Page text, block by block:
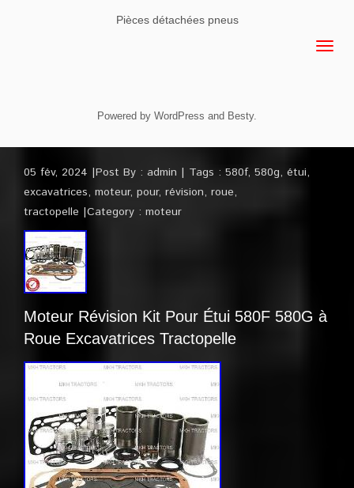
Pièces détachées pneus
Powered by WordPress and Besty.
05 fév, 2024 Post By : admin Tags : 580f, 580g, étui,
excavatrices, moteur, pour, révision, roue,
tractopelle Category : moteur
Moteur Révision Kit Pour Étui 580F 580G à
Roue Excavatrices Tractopelle